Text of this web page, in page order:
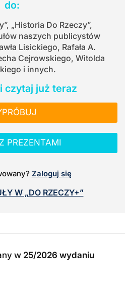
do:
„Historia Do Rzeczy”,
naszych publicystów
Lisickiego, Rafała A.
Cejrowskiego, Witolda
i innych.
czytaj już teraz
PREZENTAMI
Zaloguj się
W „DO RZECZY+”
w 25/2026 wydaniu